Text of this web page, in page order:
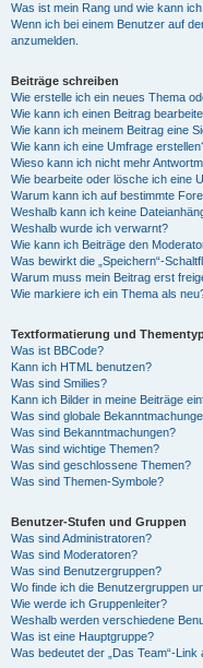
Was ist mein Rang und wie kann
Wenn ich bei einem Benutzer auf
anzumelden.
Beiträge schreiben
Wie erstelle ich ein neues Thema
Wie kann ich einen Beitrag
Wie kann ich meinem Beitrag eine
Wie kann ich eine Umfrage
Wieso kann ich nicht mehr
Wie bearbeite oder lösche ich eine
Warum kann ich auf bestimmte
Weshalb kann ich keine
Weshalb wurde ich verwarnt?
Wie kann ich Beiträge den
Was bewirkt die „Speichern“-
Warum muss mein Beitrag erst
Wie markiere ich ein Thema als
Textformatierung und
Was ist BBCode?
Kann ich HTML benutzen?
Was sind Smilies?
Kann ich Bilder in meine Beiträge
Was sind globale
Was sind Bekanntmachungen?
Was sind wichtige Themen?
Was sind geschlossene Themen?
Was sind Themen-Symbole?
Benutzer-Stufen und Gruppen
Was sind Administratoren?
Was sind Moderatoren?
Was sind Benutzergruppen?
Wo finde ich die Benutzergruppen
Wie werde ich Gruppenleiter?
Weshalb werden verschiedene
Was ist eine Hauptgruppe?
Was bedeutet der „Das Team“-